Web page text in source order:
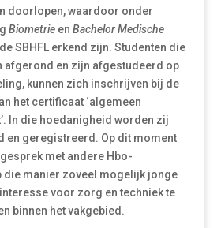
doorlopen, waardoor onder
Biometrie en Bachelor Medische
SBHFL erkend zijn. Studenten die
afgerond en zijn afgestudeerd op
kunnen zich inschrijven bij de
het certificaat ‘algemeen
In die hoedanigheid worden zij
en geregistreerd. Op dit moment
met andere Hbo-
die manier zoveel mogelijk jonge
voor zorg en techniek te
binnen het vakgebied.